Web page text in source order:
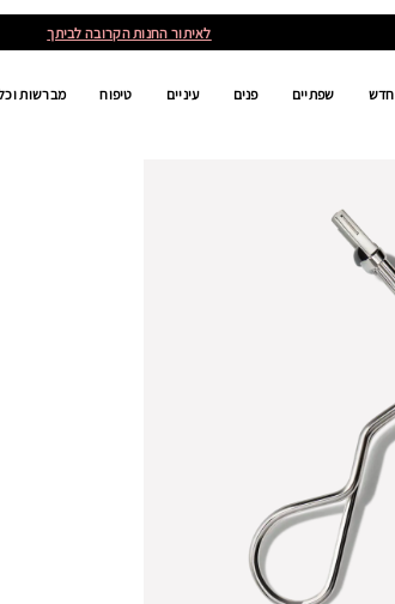
לאיתור החנות הקרובה לביתך
חדש שפתיים פנים עיניים טיפוח מברשות